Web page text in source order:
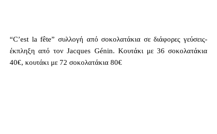
“C’est la fête” συλλογή από σοκολατάκια σε διάφορες γεύσεις-
έκπληξη από τον Jacques Génin. Κουτάκι με 36 σοκολατάκια
40€, κουτάκι με 72 σοκολατάκια 80€